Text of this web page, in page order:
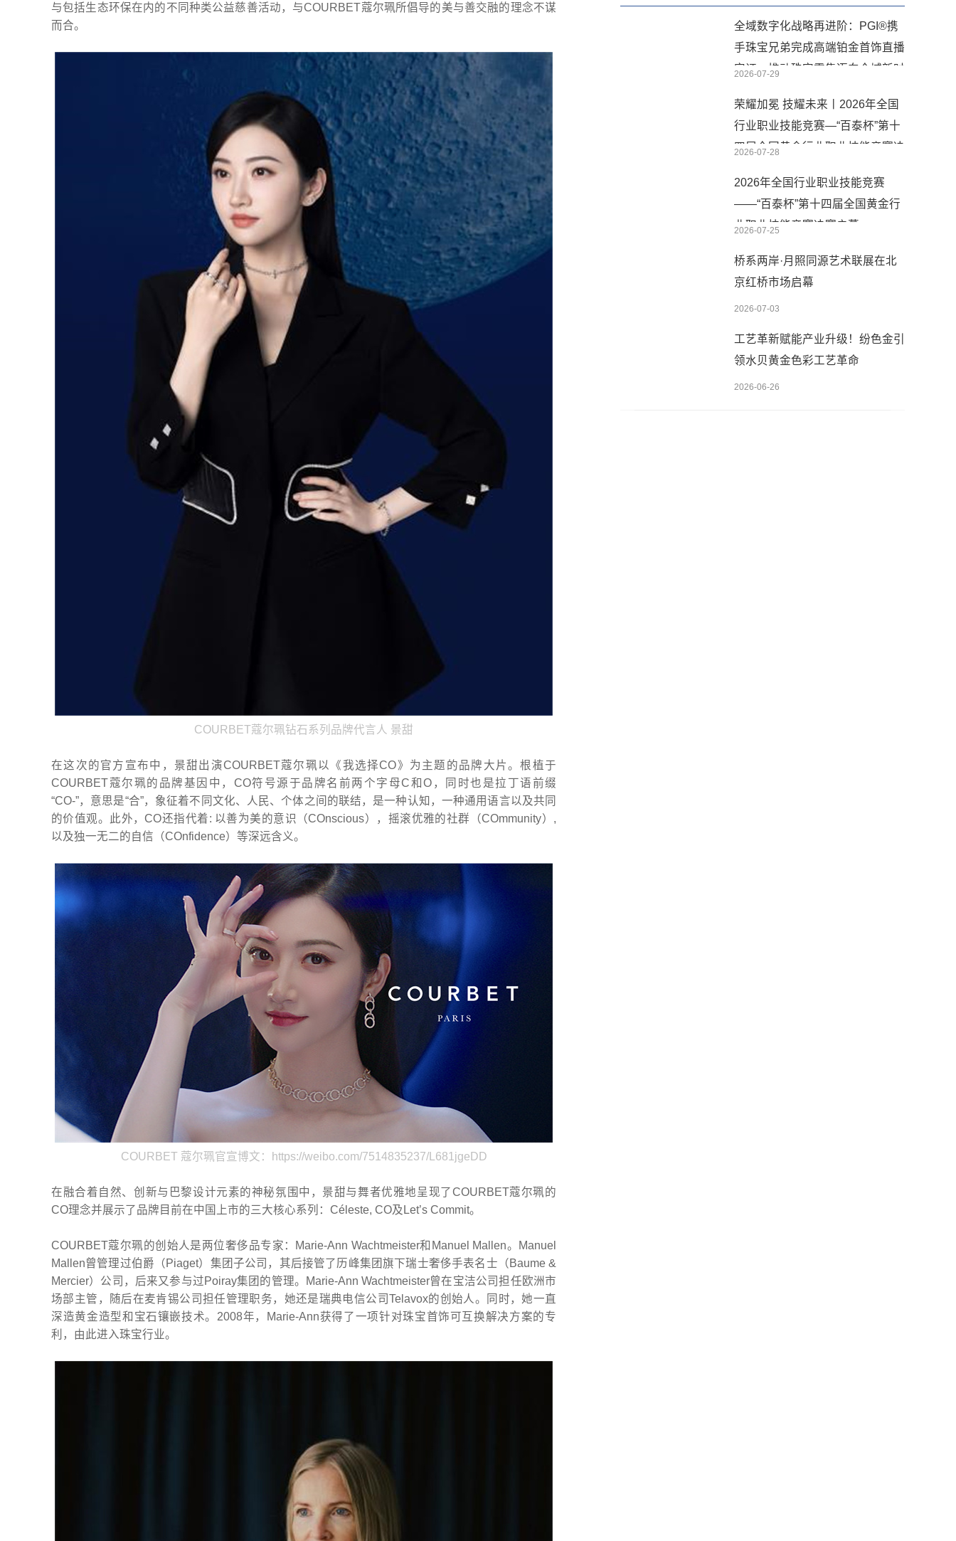
与包括生态环保在内的不同种类公益慈善活动，与COURBET蔻尔珮所倡导的美与善交融的理念不谋
而合。
COURBET蔻尔珮钻石系列品牌代言人 景甜
在这次的官方宣布中，景甜出演COURBET蔻尔珮以《我选择CO》为主题的品牌大片。根植于
COURBET蔻尔珮的品牌基因中，CO符号源于品牌名前两个字母C和O，同时也是拉丁语前缀
“CO-”，意思是“合”，象征着不同文化、人民、个体之间的联结，是一种认知，一种通用语言以及共同
的价值观。此外，CO还指代着: 以善为美的意识（COnscious），摇滚优雅的社群（COmmunity）,
以及独一无二的自信（COnfidence）等深远含义。
COURBET 蔻尔珮官宣博文：https://weibo.com/7514835237/L681jgeDD
在融合着自然、创新与巴黎设计元素的神秘氛围中，景甜与舞者优雅地呈现了COURBET蔻尔珮的
CO理念并展示了品牌目前在中国上市的三大核心系列：Céleste, CO及Let’s Commit。
COURBET蔻尔珮的创始人是两位奢侈品专家：Marie-Ann Wachtmeister和Manuel Mallen。Manuel
Mallen曾管理过伯爵（Piaget）集团子公司，其后接管了历峰集团旗下瑞士奢侈手表名士（Baume &
Mercier）公司，后来又参与过Poiray集团的管理。Marie-Ann Wachtmeister曾在宝洁公司担任欧洲市
场部主管，随后在麦肯锡公司担任管理职务，她还是瑞典电信公司Telavox的创始人。同时，她一直
深造黄金造型和宝石镶嵌技术。2008年，Marie-Ann获得了一项针对珠宝首饰可互换解决方案的专
利，由此进入珠宝行业。
全域数字化战略再进阶：PGI®携
手珠宝兄弟完成高端铂金首饰直播
实证，推动珠宝零售迈向全域新时
2026-07-29
荣耀加冕 技耀未来丨2026年全国
行业职业技能竞赛—“百泰杯”第十
四届全国黄金行业职业技能竞赛决
2026-07-28
2026年全国行业职业技能竞赛
——“百泰杯”第十四届全国黄金行
业职业技能竞赛决赛启幕
2026-07-25
桥系两岸·月照同源艺术联展在北
京红桥市场启幕
2026-07-03
工艺革新赋能产业升级！纷色金引
领水贝黄金色彩工艺革命
2026-06-26